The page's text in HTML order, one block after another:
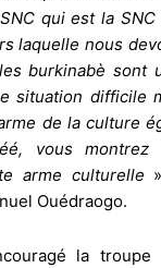
qui est la
laquelle nous
burkinabè sont
situation difficile
de la culture
vous montrez
arme culturelle
Ouédraogo.
la troupe